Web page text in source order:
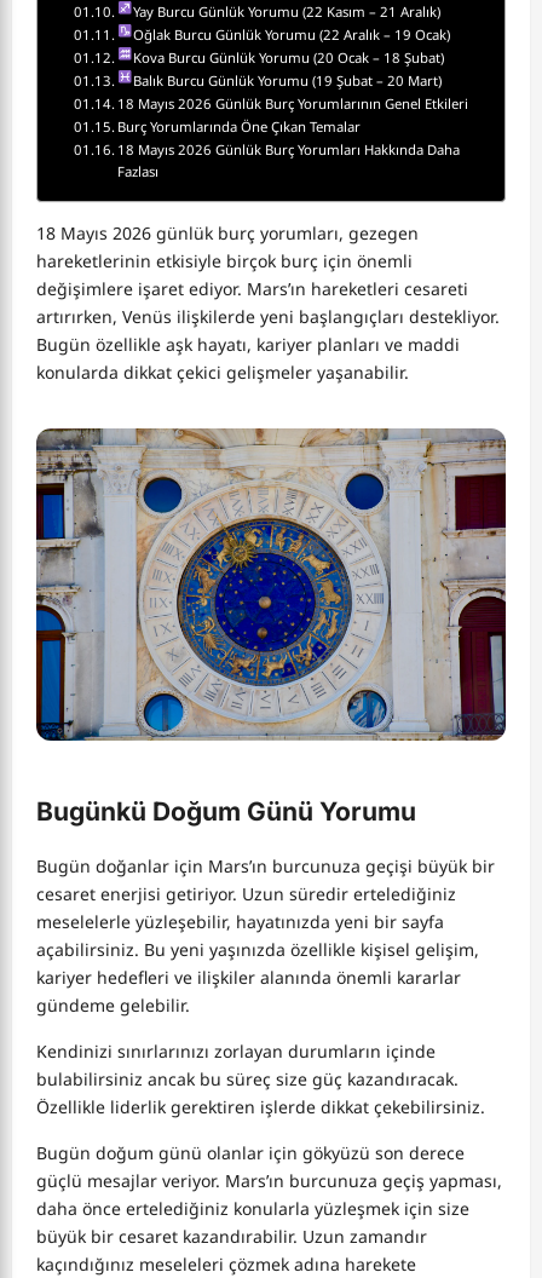
Yay Burcu Günlük Yorumu (22 Kasım – 21 Aralık)
Oğlak Burcu Günlük Yorumu (22 Aralık – 19 Ocak)
Kova Burcu Günlük Yorumu (20 Ocak – 18 Şubat)
Balık Burcu Günlük Yorumu (19 Şubat – 20 Mart)
18 Mayıs 2026 Günlük Burç Yorumlarının Genel Etkileri
Burç Yorumlarında Öne Çıkan Temalar
18 Mayıs 2026 Günlük Burç Yorumları Hakkında Daha
Fazlası
18 Mayıs 2026 günlük burç yorumları, gezegen
hareketlerinin etkisiyle birçok burç için önemli
değişimlere işaret ediyor. Mars’ın hareketleri cesareti
artırırken, Venüs ilişkilerde yeni başlangıçları destekliyor.
Bugün özellikle aşk hayatı, kariyer planları ve maddi
konularda dikkat çekici gelişmeler yaşanabilir.
Bugünkü Doğum Günü Yorumu
Bugün doğanlar için Mars’ın burcunuza geçişi büyük bir
cesaret enerjisi getiriyor. Uzun süredir ertelediğiniz
meselelerle yüzleşebilir, hayatınızda yeni bir sayfa
açabilirsiniz. Bu yeni yaşınızda özellikle kişisel gelişim,
kariyer hedefleri ve ilişkiler alanında önemli kararlar
gündeme gelebilir.
Kendinizi sınırlarınızı zorlayan durumların içinde
bulabilirsiniz ancak bu süreç size güç kazandıracak.
Özellikle liderlik gerektiren işlerde dikkat çekebilirsiniz.
Bugün doğum günü olanlar için gökyüzü son derece
güçlü mesajlar veriyor. Mars’ın burcunuza geçiş yapması,
daha önce ertelediğiniz konularla yüzleşmek için size
büyük bir cesaret kazandırabilir. Uzun zamandır
kaçındığınız meseleleri çözmek adına harekete